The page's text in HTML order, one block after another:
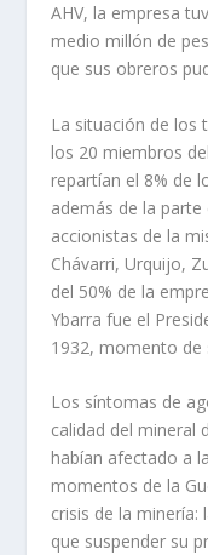
AHV, la empresa
medio millón de
que sus obreros
La situación de los
los 20 miembros
repartí­an el 8% de
además de la
accionistas de la
Chávarri, Urquijo,
del 50% de la
Ybarra fue el
1932, momento de
Los sí­ntomas de
calidad del mineral
habí­an afectado a
momentos de la
crisis de la
que suspender su